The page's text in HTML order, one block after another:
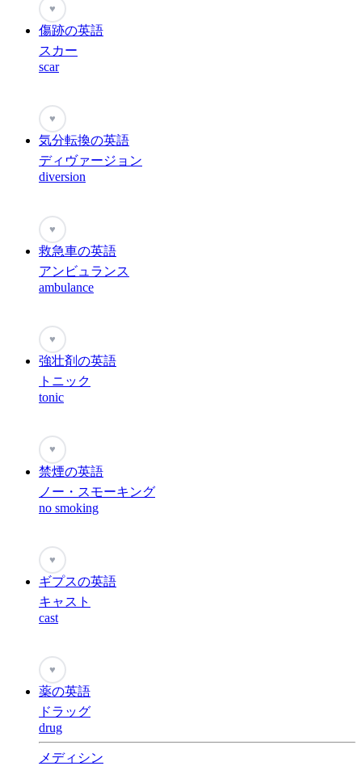
♥
傷跡の英語
スカー
scar
♥
気分転換の英語
ディヴァージョン
diversion
♥
救急車の英語
アンビュランス
ambulance
♥
強壮剤の英語
トニック
tonic
♥
禁煙の英語
ノー・スモーキング
no smoking
♥
ギプスの英語
キャスト
cast
♥
薬の英語
ドラッグ
drug
メディシン